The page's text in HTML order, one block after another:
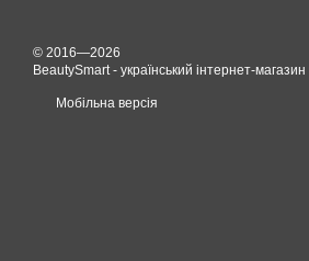
© 2016—2026
BeautySmart - український інтернет-
Мобільна версія